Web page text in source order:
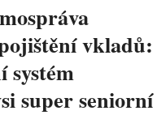
vkladů:
systém
super seniorní